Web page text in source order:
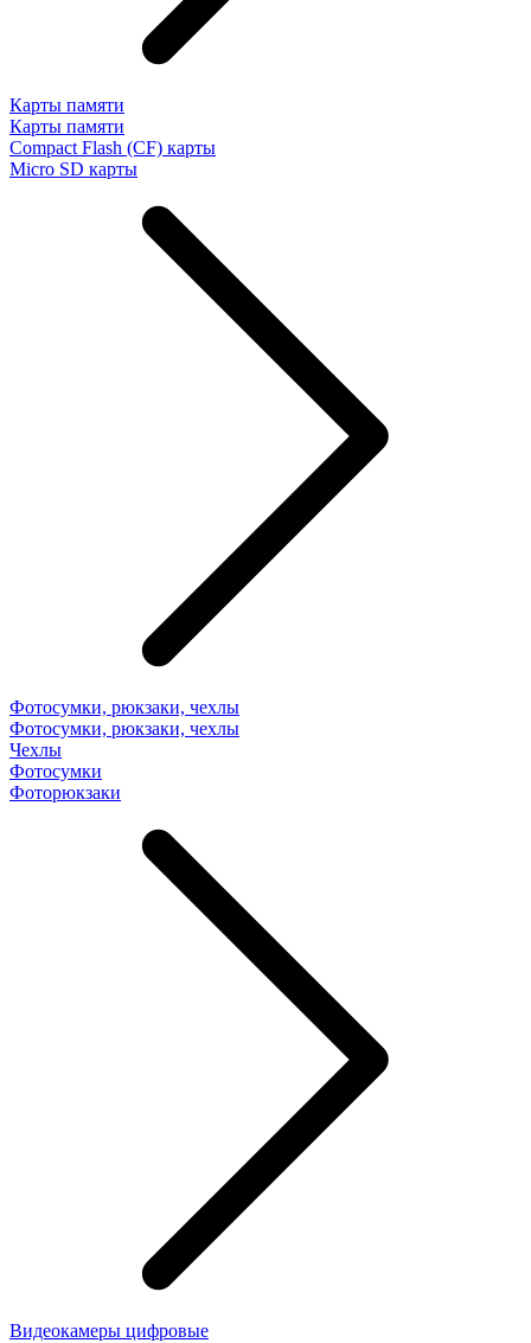
Карты памяти
Карты памяти
Compact Flash (CF) карты
Micro SD карты
Фотосумки, рюкзаки, чехлы
Фотосумки, рюкзаки, чехлы
Чехлы
Фотосумки
Фоторюкзаки
Видеокамеры цифровые